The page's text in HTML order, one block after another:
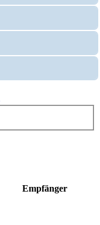
Empfänger